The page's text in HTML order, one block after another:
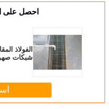
احصل
الفولاذ
شبكات